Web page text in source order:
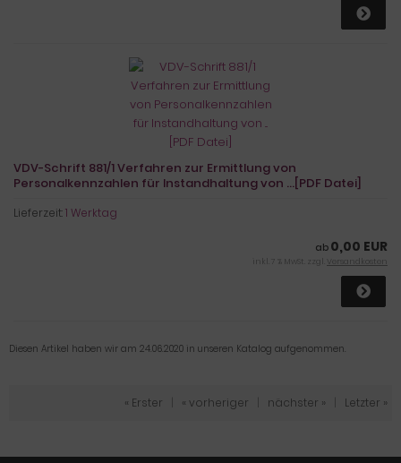
VDV-Schrift 881/1 Verfahren zur Ermittlung von
Personalkennzahlen für Instandhaltung von ...[PDF Datei]
Lieferzeit:1 Werktag
ab 0,00 EUR
inkl. 7 % MwSt. zzgl. Versandkosten
Diesen Artikel haben wir am 24.06.2020 in unseren Katalog aufgenommen.
« Erster « vorheriger nächster » Letzter »